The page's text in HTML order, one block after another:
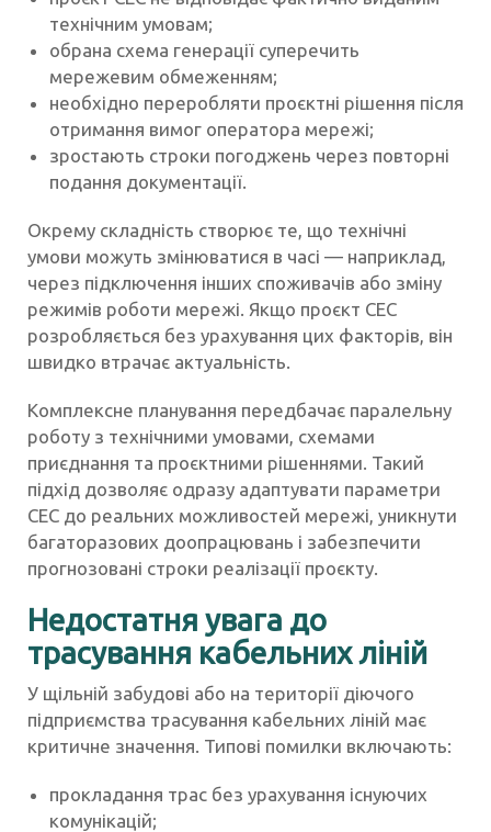
технічним умовам;
обрана схема генерації суперечить
мережевим обмеженням;
необхідно переробляти проєктні рішення після
отримання вимог оператора мережі;
зростають строки погоджень через повторні
подання документації.
Окрему складність створює те, що технічні
умови можуть змінюватися в часі — наприклад,
через підключення інших споживачів або зміну
режимів роботи мережі. Якщо проєкт СЕС
розробляється без урахування цих факторів, він
швидко втрачає актуальність.
Комплексне планування передбачає паралельну
роботу з технічними умовами, схемами
приєднання та проєктними рішеннями. Такий
підхід дозволяє одразу адаптувати параметри
СЕС до реальних можливостей мережі, уникнути
багаторазових доопрацювань і забезпечити
прогнозовані строки реалізації проєкту.
Недостатня увага до
трасування кабельних ліній
У щільній забудові або на території діючого
підприємства трасування кабельних ліній має
критичне значення. Типові помилки включають:
прокладання трас без урахування існуючих
комунікацій;